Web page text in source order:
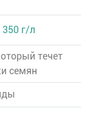
г/л
течет
семян